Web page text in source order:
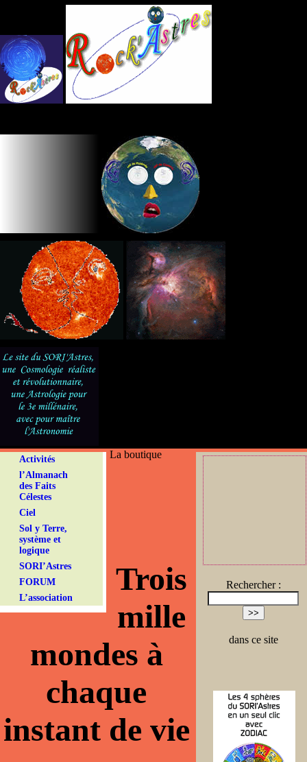
Activités
l’Almanach
des Faits
Célestes
Ciel
Sol y Terre,
système et
logique
SORI’Astres
FORUM
L’association
Rechercher :
dans ce site
La boutique
Trois
mille
mondes à
chaque
instant de vie
Panneau de gestion des cookies